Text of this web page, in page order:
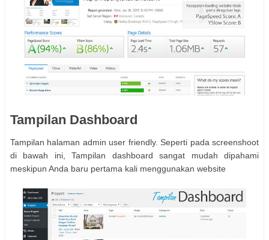
Tampilan Dashboard
Tampilan halaman admin user friendly. Seperti pada screenshoot
di bawah ini, Tampilan dashboard sangat mudah dipahami
meskipun Anda baru pertama kali menggunakan website